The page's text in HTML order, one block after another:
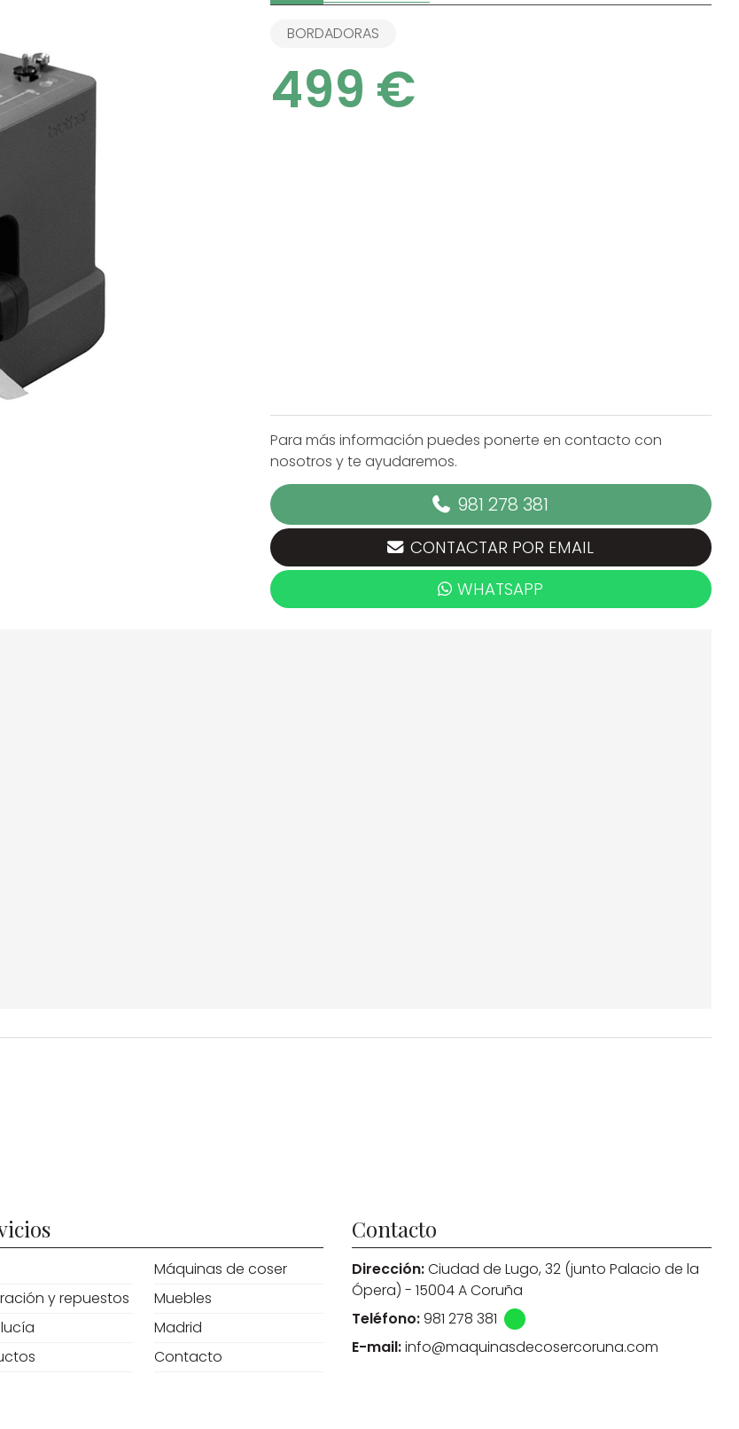
BORDADORAS
499 €
Para más información puedes ponerte en contacto con
nosotros y te ayudaremos.
981 278 381
CONTACTAR POR EMAIL
WHATSAPP
Máquinas de coser
y repuestos
Muebles
Madrid
Contacto
Contacto
Dirección:Ciudad de Lugo, 32 (junto Palacio de la
Ópera) - 15004 A Coruña
Teléfono:981 278 381
E-mail:info@maquinasdecosercoruna.com